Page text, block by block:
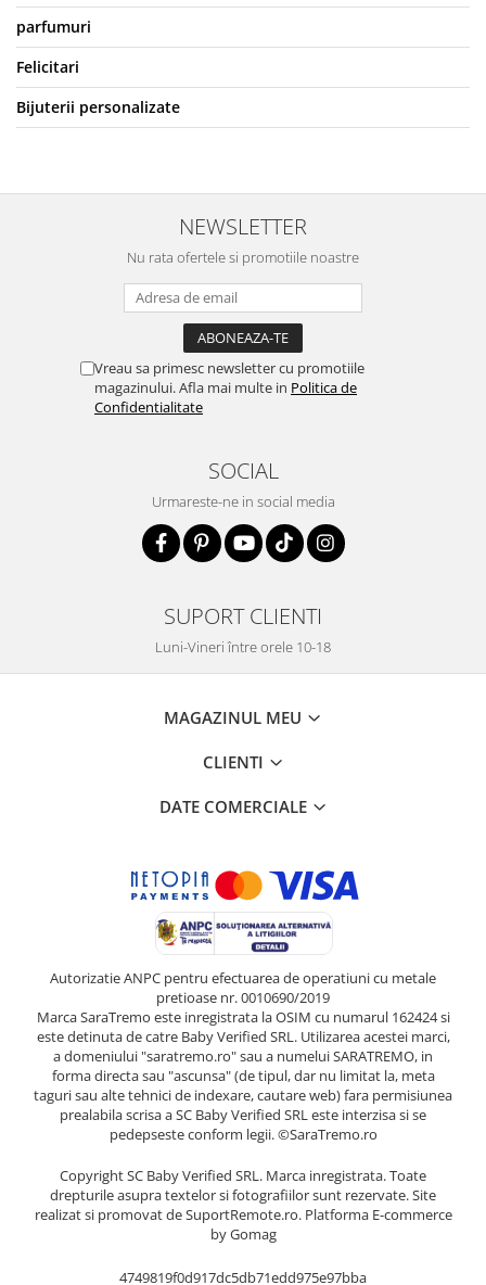
parfumuri
Felicitari
Bijuterii personalizate
NEWSLETTER
Nu rata ofertele si promotiile noastre
Vreau sa primesc newsletter cu promotiile
magazinului. Afla mai multe in Politica de
Confidentialitate
SOCIAL
Urmareste-ne in social media
SUPORT CLIENTI
Luni-Vineri între orele 10-18
MAGAZINUL MEU
CLIENTI
DATE COMERCIALE
Autorizatie ANPC pentru efectuarea de operatiuni cu metale
pretioase nr. 0010690/2019
Marca SaraTremo este inregistrata la OSIM cu numarul 162424 si
este detinuta de catre Baby Verified SRL. Utilizarea acestei marci,
a domeniului "saratremo.ro" sau a numelui SARATREMO, in
forma directa sau "ascunsa" (de tipul, dar nu limitat la, meta
taguri sau alte tehnici de indexare, cautare web) fara permisiunea
prealabila scrisa a SC Baby Verified SRL este interzisa si se
pedepseste conform legii. ©SaraTremo.ro
Copyright SC Baby Verified SRL. Marca inregistrata. Toate
drepturile asupra textelor si fotografiilor sunt rezervate. Site
realizat si promovat de SuportRemote.ro. Platforma E-commerce
by Gomag
4749819f0d917dc5db71edd975e97bba